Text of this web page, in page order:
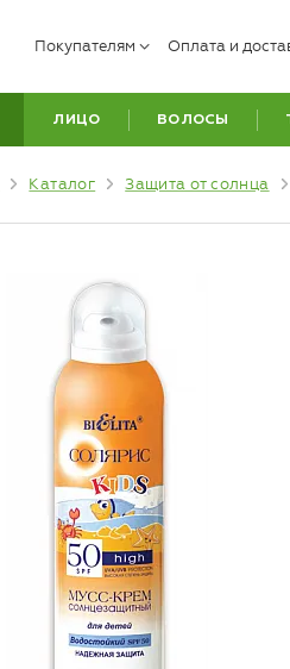
Покупателям Оплата и
ЛИЦО ВОЛОСЫ
Каталог Защита от солнца